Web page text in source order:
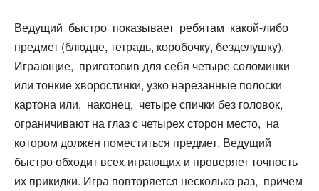
Ведущий быстро показывает ребятам какой-либо
предмет (блюдце, тетрадь, коробочку, безделушку).
Играющие, приготовив для себя четыре соломинки
или тонкие хворостинки, узко нарезанные полоски
картона или, наконец, четыре спички без головок,
ограничивают на глаз с четырех сторон место, на
котором должен поместиться предмет. Ведущий
быстро обходит всех играющих и проверяет точность
их прикидки. Игра повторяется несколько раз, причем